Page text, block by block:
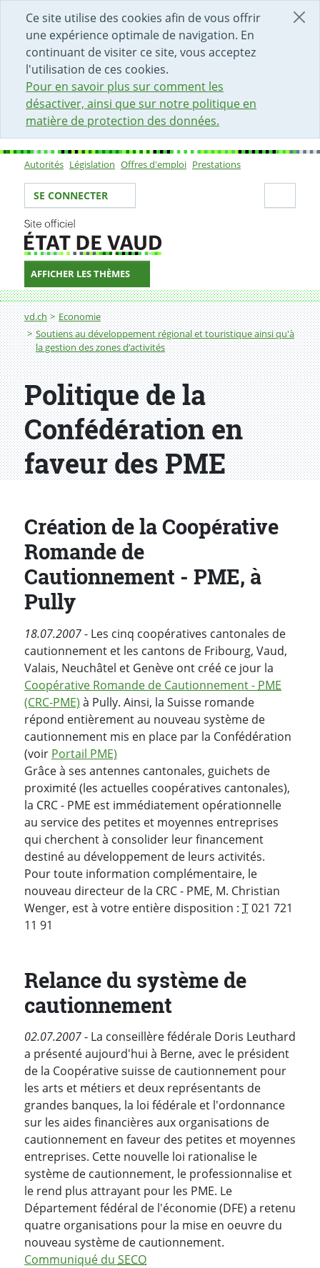
Ce site utilise des cookies afin de vous offrir
une expérience optimale de navigation. En
continuant de visiter ce site, vous acceptez
l'utilisation de ces cookies.
Pour en savoir plus sur comment les
désactiver, ainsi que sur notre politique en
matière de protection des données.
DÉBUT DU CONTENU DE LA PAGE
ACCÈS AU CHAMP DE RECHERCHE
PAGE D'ACCUEIL
FORMULAIRE DE CONTACT
Sous-navigation
Autorités Législation Offres d'emploi Prestations
Votre identité
SE CONNECTER
AFFICHER LES THÈMES
Fil d'Ariane
vd.ch
Economie
Soutiens au développement régional et touristique ainsi qu'à
la gestion des zones d’activités
Politique de la
Confédération en
faveur des PME
Création de la Coopérative
Romande de
Cautionnement - PME, à
Pully
18.07.2007- Les cinq coopératives cantonales de
cautionnement et les cantons de Fribourg, Vaud,
Valais, Neuchâtel et Genève ont créé ce jour la
Coopérative Romande de Cautionnement - PME
(CRC-PME) à Pully. Ainsi, la Suisse romande
répond entièrement au nouveau système de
cautionnement mis en place par la Confédération
(voir Portail PME)
Grâce à ses antennes cantonales, guichets de
proximité (les actuelles coopératives cantonales),
la CRC - PME est immédiatement opérationnelle
au service des petites et moyennes entreprises
qui cherchent à consolider leur financement
destiné au développement de leurs activités.
Pour toute information complémentaire, le
nouveau directeur de la CRC - PME, M. Christian
Wenger, est à votre entière disposition : T021 721
11 91
Relance du système de
cautionnement
02.07.2007- La conseillère fédérale Doris Leuthard
a présenté aujourd'hui à Berne, avec le président
de la Coopérative suisse de cautionnement pour
les arts et métiers et deux représentants de
grandes banques, la loi fédérale et l'ordonnance
sur les aides financières aux organisations de
cautionnement en faveur des petites et moyennes
entreprises. Cette nouvelle loi rationalise le
système de cautionnement, le professionnalise et
le rend plus attrayant pour les PME. Le
Département fédéral de l'économie (DFE) a retenu
quatre organisations pour la mise en oeuvre du
nouveau système de cautionnement.
Communiqué du SECO